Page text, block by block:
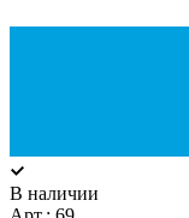
В наличии